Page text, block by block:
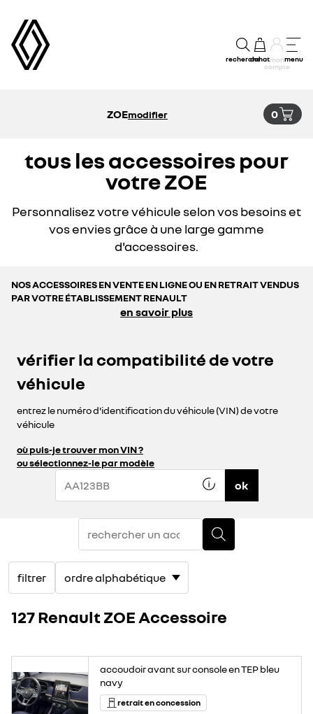
rechercheachatmon
compte
menu
ZOEmodifier 0
tous les accessoires pour
votre ZOE
Personnalisez votre véhicule selon vos besoins et
vos envies grâce à une large gamme
d'accessoires.
NOS ACCESSOIRES EN VENTE EN LIGNE OU EN RETRAIT VENDUS
PAR VOTRE ÉTABLISSEMENT RENAULT
en savoir plus
vérifier la compatibilité de votre
véhicule
entrez le numéro d'identification du véhicule (VIN) de votre
véhicule
où puis-je trouver mon VIN ?
ou sélectionnez-le par modèle
ok
filtrer
127 Renault ZOE Accessoire
accoudoir avant sur console en TEP bleu
navy
retrait en concession